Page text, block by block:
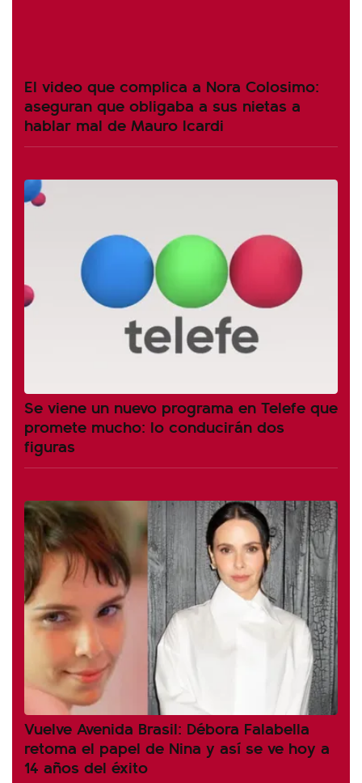
El video que complica a Nora Colosimo:
aseguran que obligaba a sus nietas a
hablar mal de Mauro Icardi
Se viene un nuevo programa en Telefe que
promete mucho: lo conducirán dos
figuras
Vuelve Avenida Brasil: Débora Falabella
retoma el papel de Nina y así se ve hoy a
14 años del éxito